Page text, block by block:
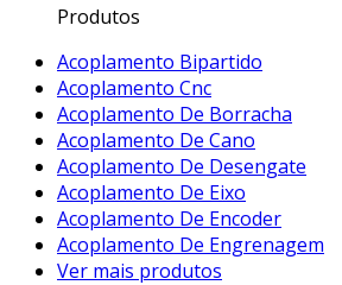
Produtos
Acoplamento Bipartido
Acoplamento Cnc
Acoplamento De Borracha
Acoplamento De Cano
Acoplamento De Desengate
Acoplamento De Eixo
Acoplamento De Encoder
Acoplamento De Engrenagem
Ver mais produtos